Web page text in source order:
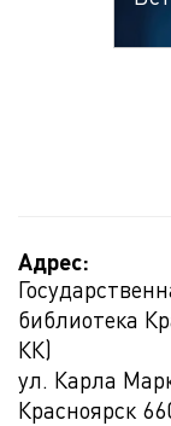
Адрес:
библиотека
КК)
ул. Карла
Красноярск